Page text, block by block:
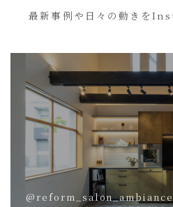
最新事例や日々の動きを
@reform_salon_ambiance